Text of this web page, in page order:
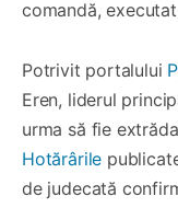
comandă,
Potrivit portalului
Eren, liderul
urma să fie
Hotărârile
de judecată